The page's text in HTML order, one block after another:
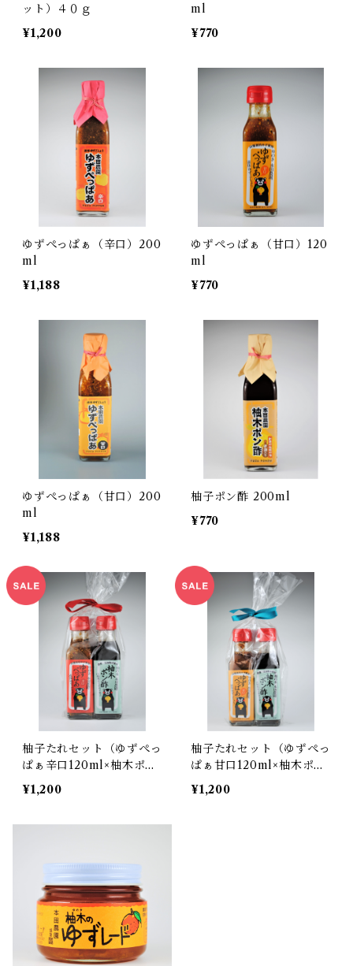
ット）４０ｇ
¥1,200
ml
¥770
ゆずぺっぱぁ（辛口）200
ml
¥1,188
ゆずぺっぱぁ（甘口）120
ml
¥770
ゆずぺっぱぁ（甘口）200
ml
¥1,188
柚子ポン酢 200ml
¥770
柚子たれセット（ゆずぺっ
ぱぁ辛口120ml×柚木ポン
酢120ml）
¥1,200
柚子たれセット（ゆずぺっ
ぱぁ甘口120ml×柚木ポン
酢120ml)
¥1,200